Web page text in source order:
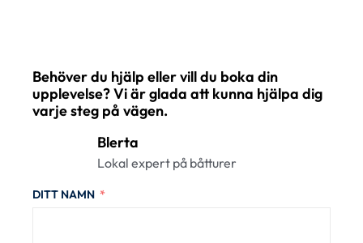
Behöver du hjälp eller vill du boka din
upplevelse? Vi är glada att kunna hjälpa dig
varje steg på vägen.
Blerta
Lokal expert på båtturer
DITT NAMN